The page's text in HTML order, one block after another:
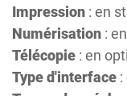
Impression : en
Numérisation :
Télécopie : en
Type d'interface